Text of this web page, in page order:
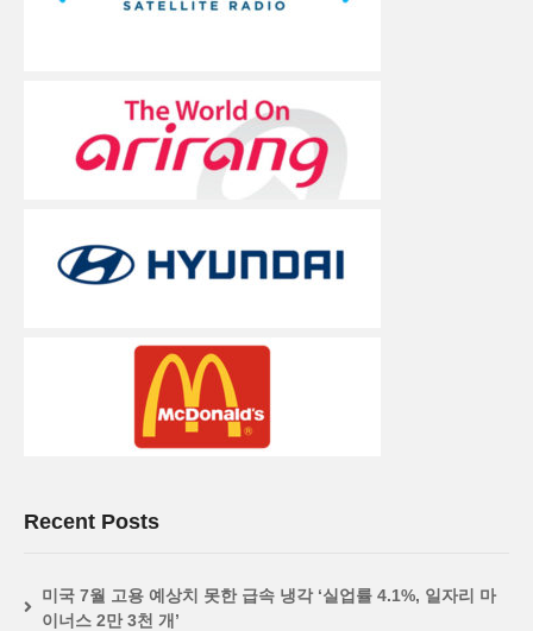
Recent Posts
미국 7월 고용 예상치 못한 급속 냉각 ‘실업률 4.1%, 일자리 마
이너스 2만 3천 개’